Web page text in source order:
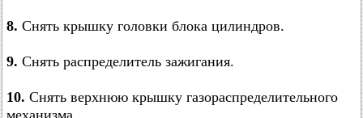
8. Снять крышку головки блока цилиндров.
9. Снять распределитель зажигания.
10. Снять верхнюю крышку газораспределительного